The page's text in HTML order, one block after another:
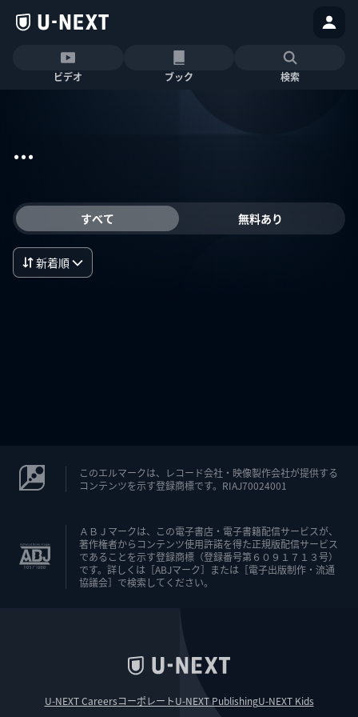
ビデオ ブック 検索
...
すべて 無料あり
新着順
このエルマークは、レコード会社・映像製作会社が提供する
コンテンツを示す登録商標です。RIAJ70024001
ＡＢＪマークは、この電子書店・電子書籍配信サービスが、
著作権者からコンテンツ使用許諾を得た正規版配信サービス
であることを示す登録商標（登録番号第６０９１７１３号）
です。詳しくは［ABJマーク］または［電子出版制作・流通
協議会］で検索してください。
U-NEXT CareersコーポレートU-NEXT PublishingU-NEXT Kids